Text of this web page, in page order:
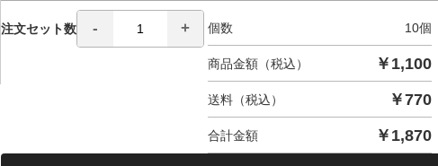
注文セット数 個数 10個
商品金額（税込） ￥ 1,100
送料（税込） ￥770
合計金額 ￥ 1,870